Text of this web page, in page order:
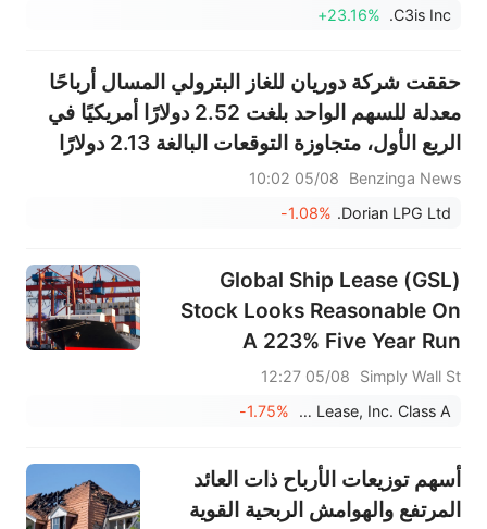
C3is Inc.
+23.16%
حققت شركة دوريان للغاز البترولي المسال أرباحًا
معدلة للسهم الواحد بلغت 2.52 دولارًا أمريكيًا في
الربع الأول، متجاوزة التوقعات البالغة 2.13 دولارًا
Benzinga News
05/08 10:02
Dorian LPG Ltd.
-1.08%
Global Ship Lease (GSL)
Stock Looks Reasonable On
A 223% Five Year Run
Simply Wall St
05/08 12:27
Global Ship Lease, Inc. Class A
-1.75%
أسهم توزيعات الأرباح ذات العائد
المرتفع والهوامش الربحية القوية